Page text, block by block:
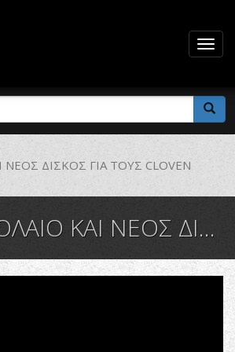
ΔΙΣΚΟΣ ΓΙΑ ΤΟΥΣ CLOVEN
ΝΕΟΣ ΔΙΣΚΟΣ ΓΙΑ ΤΟΥΣ CLOVEN HOOF